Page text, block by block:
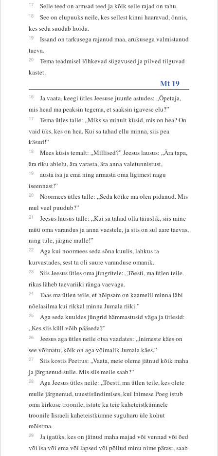
17 Selle teed on armsad teed ja kõik selle rajad on rahu.
18
See on elupuuks neile, kes sellest kinni haaravad, õnnis,
kes seda suudab hoida.
19
Issand on tarkusega rajanud maa, arukusega valmistanud
taeva.
20
Tema teadmisel lõhkevad sügavused ja pilved tilguvad
kastet.
Mt 19
16
Ja vaata, keegi ütles Jeesuse juurde astudes: „Õpetaja,
mis head ma peaksin tegema, et saaksin igavese elu?”
17
Tema ütles talle: „Miks sa minult küsid, mis on hea? On
vaid üks, kes on hea. Kui sa tahad ellu minna, siis pea
käsud!”
18
Mees küsis temalt: „Millised?” Jeesus lausus: „Ära tapa,
ära riku abielu, ära varasta, ära anna valetunnistust,
19
austa isa ja ema ning armasta oma ligimest nagu
iseennast!”
20
Noormees ütles talle: „Seda kõike ma olen pidanud. Mis
mul veel puudub?”
21
Jeesus lausus talle: „Kui sa tahad olla täiuslik, siis mine
müü oma varandus ja anna vaestele, ja siis on sul aare taevas,
ning tule, järgne mulle!”
22
Aga kui noormees seda sõna kuulis, lahkus ta
kurvastades, sest ta oli suure varanduse omanik.
23
Siis Jeesus ütles oma jüngritele: „Tõesti, ma ütlen teile,
rikas läheb taevariiki ränga vaevaga.
24
Taas ma ütlen teile, et hõlpsam on kaamelil minna läbi
nõelasilma kui rikkal minna Jumala riiki.”
25
Aga seda kuuldes jüngrid hämmastusid väga ja ütlesid:
„Kes siis küll võib pääseda?”
26
Jeesus aga ütles neile otsa vaadates: „Inimeste käes on
see võimatu, kõik on aga võimalik Jumala käes.”
27
Siis kostis Peetrus: „Vaata, meie oleme jätnud kõik maha
ja järgnenud sulle. Mis siis meile saab?”
28
Aga Jeesus ütles neile: „Tõesti, ma ütlen teile, kes olete
mulle järgnenud, uuestisündimises, kui Inimese Poeg istub
oma kirkuse troonile, istute ka teie kaheteistkümnele
troonile Iisraeli kaheteistkümne suguharu üle kohut
mõistma.
29
Ja igaüks, kes on jätnud maha majad või vennad või õed
või isa või ema või lapsed või põllud minu nime pärast, saab